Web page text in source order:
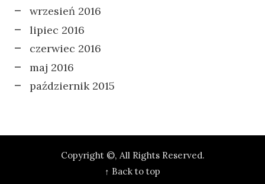
wrzesień 2016
lipiec 2016
czerwiec 2016
maj 2016
październik 2015
Copyright ©, All Rights Reserved.
↑ Back to top